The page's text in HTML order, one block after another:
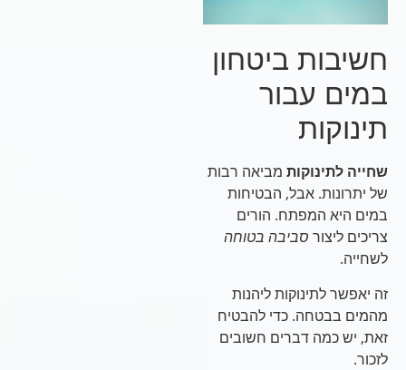
חשיבות ביטחון
במים עבור
תינוקות
שחייה לתינוקותמביאה רבות
של יתרונות. אבל, הבטיחות
במים היא המפתח. הורים
צריכים ליצורסביבה בטוחה
לשחייה.
זה יאפשר לתינוקות ליהנות
מהמים בבטחה. כדי להבטיח
זאת, יש כמה דברים חשובים
לזכור.